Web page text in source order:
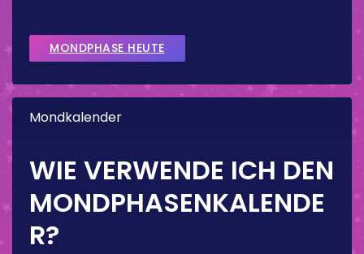
MONDPHASE HEUTE
Mondkalender
WIE VERWENDE ICH DEN
MONDPHASENKALENDE
R?